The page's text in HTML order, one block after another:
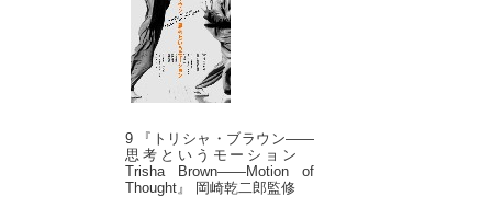
9 『トリシャ・ブラウン――
思考というモーション
Trisha Brown――Motion of
Thought』 岡崎乾二郎監修